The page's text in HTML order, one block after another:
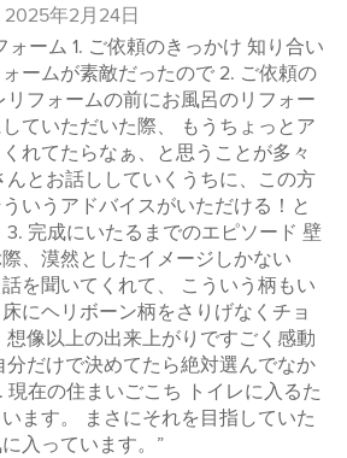
2025年2月24日
ォーム 1. ご依頼のきっかけ 知り合い
ームが素敵だったので 2. ご依頼の
リフォームの前にお風呂のリフォー
ていただいた際、 もうちょっとア
れてたらなぁ、と思うことが多々
んとお話ししていくうちに、この方
いうアドバイスがいただける！と
3. 完成にいたるまでのエピソード 壁
、漠然としたイメージしかない
を聞いてくれて、 こういう柄もい
にヘリボーン柄をさりげなくチョ
想像以上の出来上がりですごく感動
分だけで決めてたら絶対選んでなか
現在の住まいごこち トイレに入るた
ます。 まさにそれを目指していた
入っています。”